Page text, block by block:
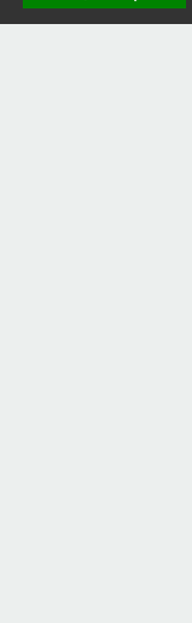
44430